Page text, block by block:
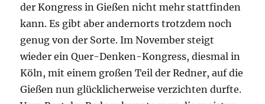
der Kongress in Gießen nicht mehr stattfinden
kann. Es gibt aber andernorts trotzdem noch
genug von der Sorte. Im November steigt
wieder ein Quer-Denken-Kongress, diesmal in
Köln, mit einem großen Teil der Redner, auf die
Gießen nun glücklicherweise verzichten durfte.